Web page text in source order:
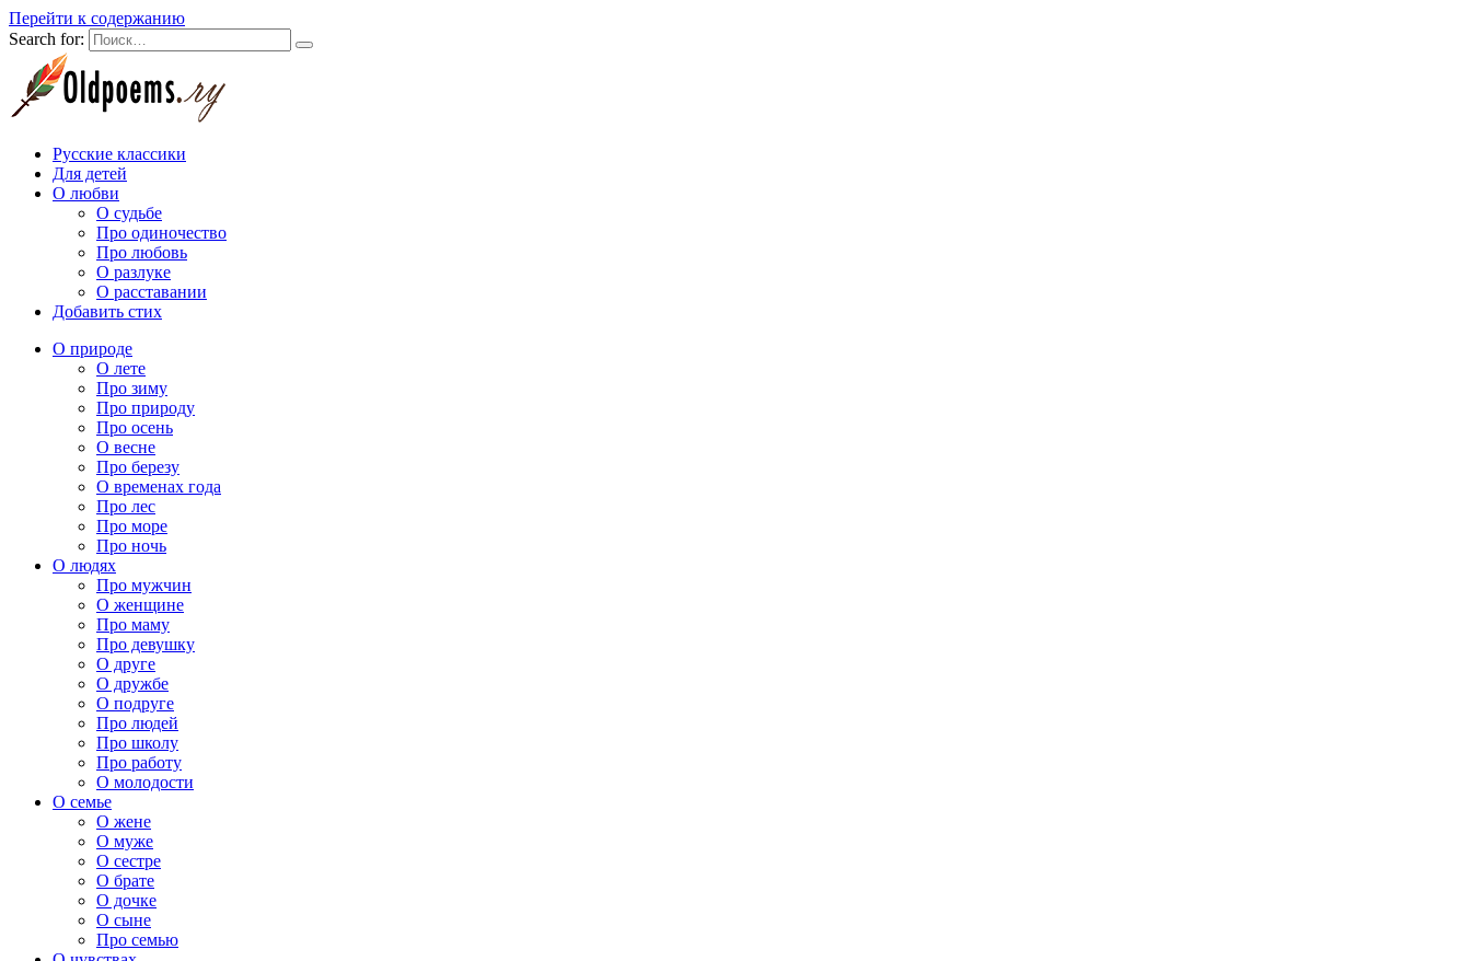
Перейти к содержанию
Search for:
Русские классики
Для детей
О любви
О судьбе
Про одиночество
Про любовь
О разлуке
О расставании
Добавить стих
О природе
О лете
Про зиму
Про природу
Про осень
О весне
Про березу
О временах года
Про лес
Про море
Про ночь
О людях
Про мужчин
О женщине
Про маму
Про девушку
О друге
О дружбе
О подруге
Про людей
Про школу
Про работу
О молодости
О семье
О жене
О муже
О сестре
О брате
О дочке
О сыне
Про семью